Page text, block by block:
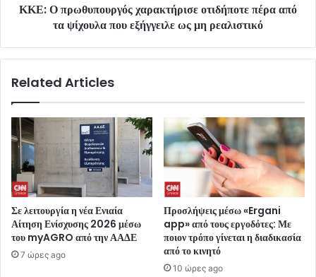
ΚΚΕ: Ο πρωθυπουργός χαρακτήρισε οτιδήποτε πέρα από
τα ψίχουλα που εξήγγειλε ως μη ρεαλιστικό
Related Articles
Σε λειτουργία η νέα Ενιαία
Αίτηση Ενίσχυσης 2026 μέσω
του myAGRO από την ΑΑΔΕ
7 ώρες ago
Προσλήψεις μέσω «Ergani
app» από τους εργοδότες: Με
ποιον τρόπο γίνεται η διαδικασία
από το κινητό
10 ώρες ago